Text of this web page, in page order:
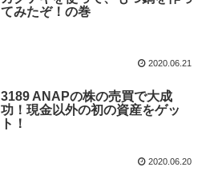
てみたぞ！の巻
2020.06.21
3189 ANAPの株の売買で大成
功！現金以外の初の資産をゲッ
ト！
2020.06.20